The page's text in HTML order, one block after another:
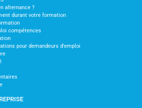
alternance ?
durant votre formation
compétences
pour demandeurs d'emploi